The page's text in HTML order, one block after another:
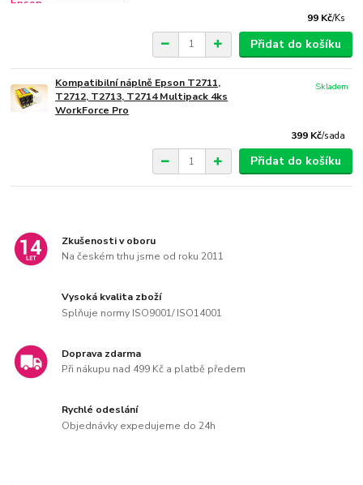
99 Kč/Ks
Přidat do košíku
Kompatibilní náplně Epson T2711,
T2712, T2713, T2714 Multipack 4ks
WorkForce Pro
399 Kč/sada
Skladem
Přidat do košíku
Zkušenosti v oboru
Na českém trhu jsme od roku 2011
Vysoká kvalita zboží
Splňuje normy ISO9001/ ISO14001
Doprava zdarma
Při nákupu nad 499 Kč a platbě předem
Rychlé odeslání
Objednávky expedujeme do 24h